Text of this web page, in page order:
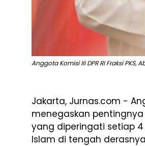
Anggota Komisi III DPR RI Fraksi PKS,
Jakarta, Jurnas.com -
menegaskan pentingnya
yang diperingati setiap
Islam di tengah